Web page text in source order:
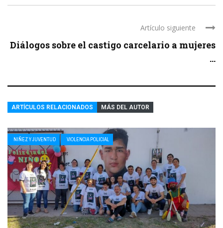
Artículo siguiente
Diálogos sobre el castigo carcelario a mujeres
...
ARTÍCULOS RELACIONADOS MÁS DEL AUTOR
NIÑEZ Y JUVENTUD VIOLENCIA POLICIAL